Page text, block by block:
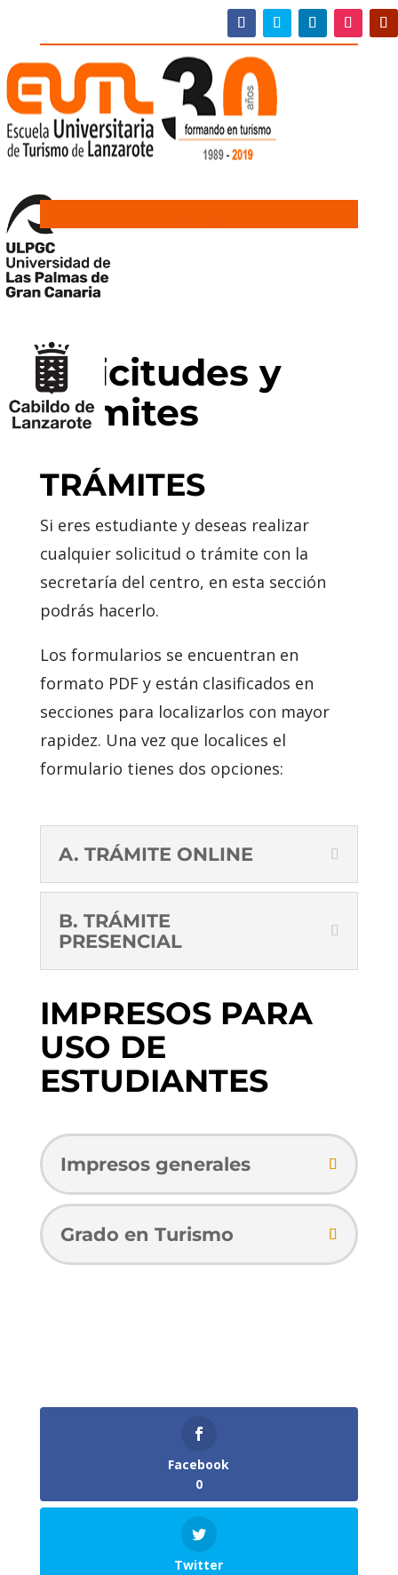
Solicitudes y
trámites
TRÁMITES
Si eres estudiante y deseas realizar
cualquier solicitud o trámite con la
secretaría del centro, en esta sección
podrás hacerlo.
Los formularios se encuentran en
formato PDF y están clasificados en
secciones para localizarlos con mayor
rapidez. Una vez que localices el
formulario tienes dos opciones:
A. TRÁMITE ONLINE
B. TRÁMITE
PRESENCIAL
IMPRESOS PARA
USO DE
ESTUDIANTES
Impresos generales
Grado en Turismo
Facebook
0
Twitter